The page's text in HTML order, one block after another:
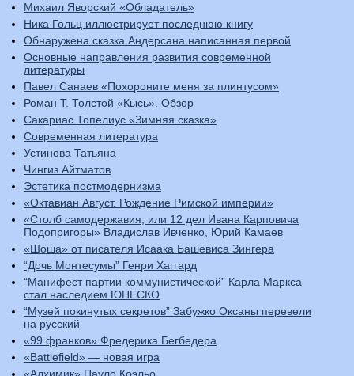
Михаил Яворский «Обладатель»
Ника Гольц иллюстрирует последнюю книгу
Обнаружена сказка Андерсана написанная первой
Основные направления развития современной
литературы
Павел Санаев «Похороните меня за плинтусом»
Роман Т. Толстой «Кысь». Обзор
Сакариас Топелиус «Зимняя сказка»
Современная литература
Устинова Татьяна
Чингиз Айтматов
Эстетика постмодернизма
«Октавиан Август. Рождение Римской империи»
«Столб самодержавия, или 12 дел Ивана Карповича
Подопригоры» Владислав Ивченко, Юрий Камаев
«Шоша» от писателя Исаака Башевиса Зингера
“Дочь Монтесумы” Генри Хаггард
“Манифест партии коммунистической” Карла Маркса
стал наследием ЮНЕСКО
“Музей покинутых секретов” Забужко Оксаны перевели
на русский
«99 франков» Фредерика Бегбедера
«Battlefield» — новая игра